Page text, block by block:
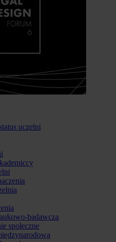
uczelni
badawcza
społeczne